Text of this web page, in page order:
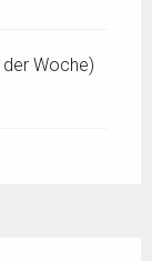
Woche)